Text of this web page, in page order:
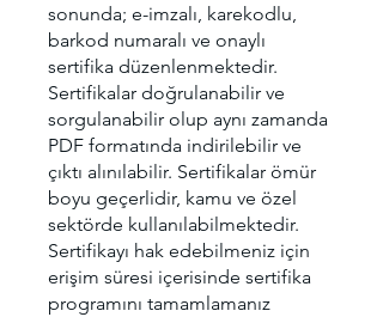
sonunda; e-imzalı, karekodlu,
barkod numaralı ve onaylı
sertifika düzenlenmektedir.
Sertifikalar doğrulanabilir ve
sorgulanabilir olup aynı zamanda
PDF formatında indirilebilir ve
çıktı alınılabilir. Sertifikalar ömür
boyu geçerlidir, kamu ve özel
sektörde kullanılabilmektedir.
Sertifikayı hak edebilmeniz için
erişim süresi içerisinde sertifika
programını tamamlamanız